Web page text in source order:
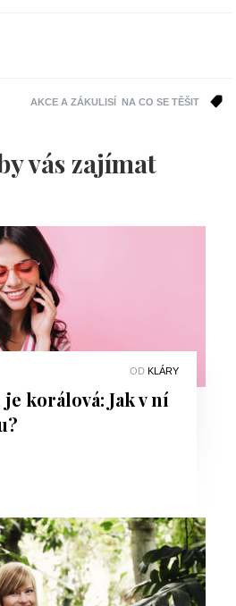
AKCE A ZÁKULISÍ NA CO SE TĚŠIT
vás zajímat
OD KLÁRY
korálová: Jak v ní